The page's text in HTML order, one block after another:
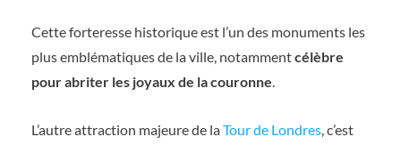
Cette forteresse historique est l’un des monuments les
plus emblématiques de la ville, notammentcélèbre
pour abriter les joyaux de la couronne.
L’autre attraction majeure de laTour de Londres, c’est